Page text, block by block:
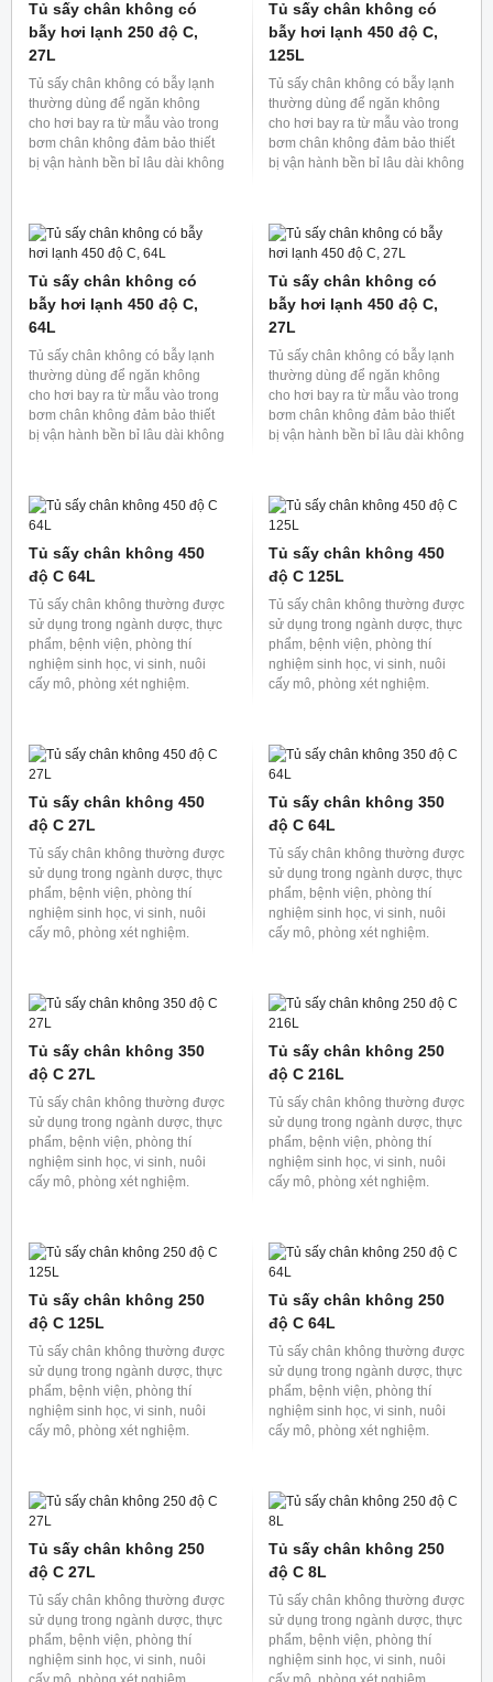
... Với nhiều ứng dụng như: sấy
khô, khử trùng, ủ và nhiều chức
năng khác.
cho hơi bay ra từ mẫu vào trong
bơm chân không đảm bảo thiết
bị vận hành bền bỉ lâu dài không
bị bẩn hoặc ngăn dầu hoặc
dung dịch của bơm chân không
khuếch tán vào khoang sấy
chân không làm ảnh hưởng đến
mẫu.
Tủ sấy chân không có
bẫy hơi lạnh 350 độ C,
thường dùng để ngăn không
cho hơi bay ra từ mẫu vào trong
bị vận hành bền bỉ lâu dài không
bị bẩn hoặc ngăn dầu hoặc
dung dịch của bơm chân không
khuếch tán vào khoang sấy
chân không làm ảnh hưởng đến
Tủ sấy chân không có
bẫy hơi lạnh 250 độ C,
thường dùng để ngăn không
cho hơi bay ra từ mẫu vào trong
bị vận hành bền bỉ lâu dài không
bị bẩn hoặc ngăn dầu hoặc
dung dịch của bơm chân không
khuếch tán vào khoang sấy
chân không làm ảnh hưởng đến
Tủ sấy chân không có
bẫy hơi lạnh 250 độ C,
125L
Tủ sấy chân không có bẫy lạnh
bơm chân không đảm bảo thiết
bị vận hành bền bỉ lâu dài không
dung dịch của bơm chân không
khuếch tán vào khoang sấy
chân không làm ảnh hưởng đến
mẫu.
Tủ sấy chân không có
bẫy hơi lạnh 250 độ C,
64L
Tủ sấy chân không có bẫy lạnh
bơm chân không đảm bảo thiết
bị vận hành bền bỉ lâu dài không
dung dịch của bơm chân không
khuếch tán vào khoang sấy
chân không làm ảnh hưởng đến
mẫu.
Tủ sấy chân không có
bẫy hơi lạnh 250 độ C,
27L
Tủ sấy chân không có bẫy lạnh
thường dùng để ngăn không
bị vận hành bền bỉ lâu dài không
bị bẩn hoặc ngăn dầu hoặc
khuếch tán vào khoang sấy
chân không làm ảnh hưởng đến
mẫu.
Tủ sấy chân không có
bẫy hơi lạnh 450 độ C,
125L
Tủ sấy chân không có bẫy lạnh
thường dùng để ngăn không
bị vận hành bền bỉ lâu dài không
bị bẩn hoặc ngăn dầu hoặc
khuếch tán vào khoang sấy
chân không làm ảnh hưởng đến
mẫu.
Tủ sấy chân không có
bẫy hơi lạnh 450 độ C,
64L
Tủ sấy chân không có bẫy lạnh
bơm chân không đảm bảo thiết
bị vận hành bền bỉ lâu dài không
bị bẩn hoặc ngăn dầu hoặc
dung dịch của bơm chân không
khuếch tán vào khoang sấy
chân không làm ảnh hưởng đến
mẫu.
Tủ sấy chân không có
bẫy hơi lạnh 450 độ C,
27L
Tủ sấy chân không có bẫy lạnh
bơm chân không đảm bảo thiết
bị vận hành bền bỉ lâu dài không
bị bẩn hoặc ngăn dầu hoặc
dung dịch của bơm chân không
khuếch tán vào khoang sấy
chân không làm ảnh hưởng đến
mẫu.
Tủ sấy chân không 450
độ C 64L
Tủ sấy chân không thường được
nghiệm sinh học, vi sinh, nuôi
cấy mô, phòng xét nghiệm.
Tủ sấy chân không 450
độ C 125L
Tủ sấy chân không thường được
nghiệm sinh học, vi sinh, nuôi
cấy mô, phòng xét nghiệm.
Tủ sấy chân không 450
độ C 27L
Tủ sấy chân không thường được
nghiệm sinh học, vi sinh, nuôi
cấy mô, phòng xét nghiệm.
Tủ sấy chân không 350
độ C 64L
Tủ sấy chân không thường được
nghiệm sinh học, vi sinh, nuôi
cấy mô, phòng xét nghiệm.
Tủ sấy chân không 350
độ C 27L
Tủ sấy chân không 250
độ C 216L